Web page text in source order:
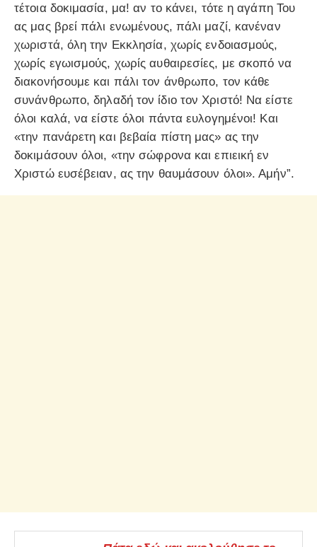
τέτοια δοκιμασία, μα! αν το κάνει, τότε η αγάπη Του
ας μας βρεί πάλι ενωμένους, πάλι μαζί, κανέναν
χωριστά, όλη την Εκκλησία, χωρίς ενδοιασμούς,
χωρίς εγωισμούς, χωρίς αυθαιρεσίες, με σκοπό να
διακονήσουμε και πάλι τον άνθρωπο, τον κάθε
συνάνθρωπο, δηλαδή τον ίδιο τον Χριστό! Να είστε
όλοι καλά, να είστε όλοι πάντα ευλογημένοι! Και
«την πανάρετη και βεβαία πίστη μας» ας την
δοκιμάσουν όλοι, «την σώφρονα και επιεική εν
Χριστώ ευσέβειαν, ας την θαυμάσουν όλοι». Αμήν”.